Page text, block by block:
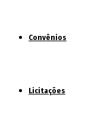
Convênios
Licitações